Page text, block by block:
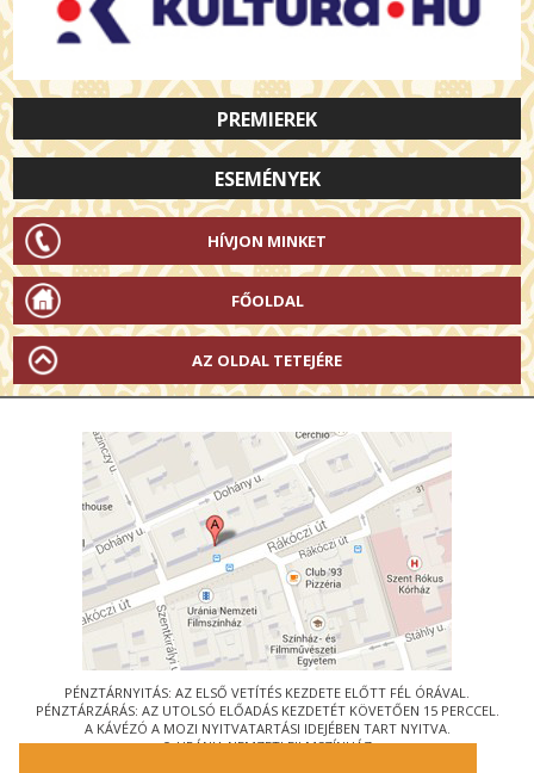
PREMIEREK
ESEMÉNYEK
HÍVJON MINKET
FŐOLDAL
AZ OLDAL TETEJÉRE
PÉNZTÁRNYITÁS: AZ ELSŐ VETÍTÉS KEZDETE ELŐTT FÉL ÓRÁVAL.
PÉNZTÁRZÁRÁS: AZ UTOLSÓ ELŐADÁS KEZDETÉT KÖVETŐEN 15 PERCCEL.
A KÁVÉZÓ A MOZI NYITVATARTÁSI IDEJÉBEN TART NYITVA.
© URÁNIA NEMZETI FILMSZÍNHÁZ